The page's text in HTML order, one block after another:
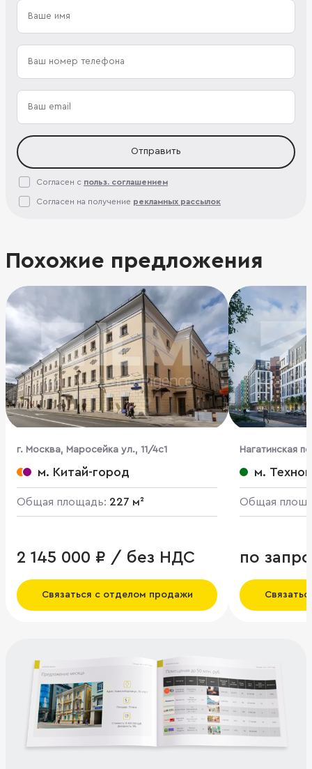
Отправить
Согласен с польз. соглашением
Согласен на получение рекламных рассылок
Похожие предложения
г. Москва, Маросейка ул., 11/4с1
м. Китай-город
Общая площадь: 227 м²
2 145 000 ₽ / без НДС
Связаться с отделом продажи
Нагатинская
4062, вл.6
м.
Общая
по